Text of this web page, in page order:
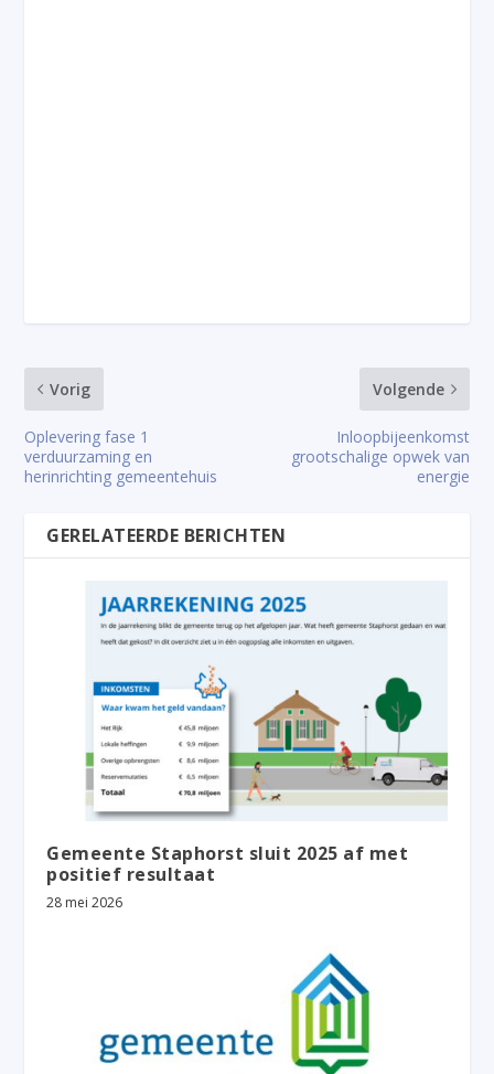
Vorig
Oplevering fase 1
verduurzaming en
herinrichting gemeentehuis
Volgende
Inloopbijeenkomst
grootschalige opwek van
energie
GERELATEERDE BERICHTEN
Gemeente Staphorst sluit 2025 af met
positief resultaat
28 mei 2026